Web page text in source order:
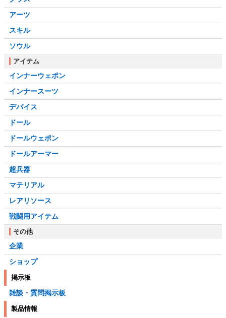
アーツ
スキル
ソウル
アイテム
インナーウェポン
インナースーツ
デバイス
ドール
ドールウェポン
ドールアーマー
超兵器
マテリアル
レアリソース
戦闘用アイテム
その他
企業
ショップ
掲示板
雑談・質問掲示板
製品情報